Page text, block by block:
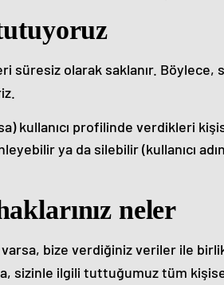
olarak saklanır. Böylece,
kullanıcı profilinde verdikleri
ya da silebilir (kullanıcı
neler
varsa, bize verdiğiniz veriler ile
sizinle ilgili tuttuğumuz tüm